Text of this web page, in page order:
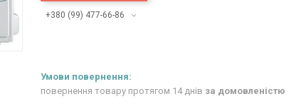
+380 (99) 477-66-86
повернення товару протягом 14 днів за домовленістю